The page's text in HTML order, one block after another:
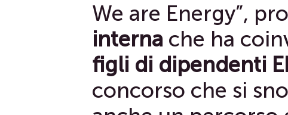
We are Energy”,
interna che ha
figli di dipendenti
concorso che si